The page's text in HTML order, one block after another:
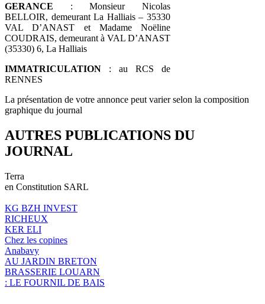
GERANCE : Monsieur Nicolas
BELLOIR, demeurant La Halliais – 35330
VAL D’ANAST et Madame Noëline
COUDRAIS, demeurant à VAL D’ANAST
(35330) 6, La Halliais
IMMATRICULATION : au RCS de
RENNES
La présentation de votre annonce peut varier selon la composition
graphique du journal
AUTRES PUBLICATIONS DU
JOURNAL
Terra
en Constitution SARL
KG BZH INVEST
RICHEUX
KER ELI
Chez les copines
Anabavy
AU JARDIN BRETON
BRASSERIE LOUARN
: LE FOURNIL DE BAIS